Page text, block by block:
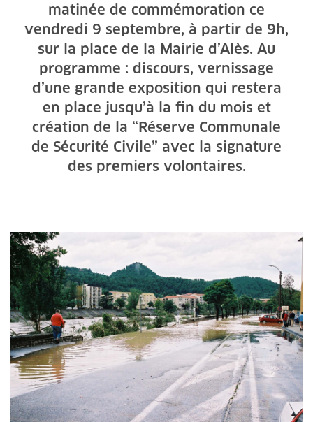
matinée de commémoration ce
vendredi 9 septembre, à partir de 9h,
sur la place de la Mairie d’Alès. Au
programme : discours, vernissage
d’une grande exposition qui restera
en place jusqu’à la fin du mois et
création de la “Réserve Communale
de Sécurité Civile” avec la signature
des premiers volontaires.